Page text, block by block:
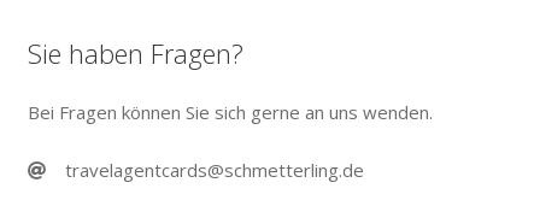
Sie haben Fragen?
Bei Fragen können Sie sich gerne an uns wenden.
travelagentcards@schmetterling.de